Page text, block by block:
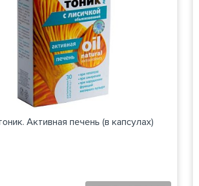
Активная печень (в капсулах)